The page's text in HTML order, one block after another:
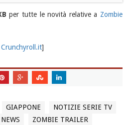
per tutte le novità relative a Zombie
Crunchyroll.it]
GIAPPONE
NOTIZIE SERIE TV
ZOMBIE TRAILER